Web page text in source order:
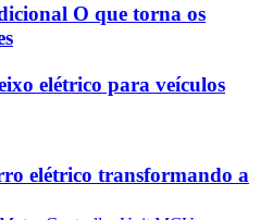
O que torna os
elétrico para veículos
elétrico transformando a